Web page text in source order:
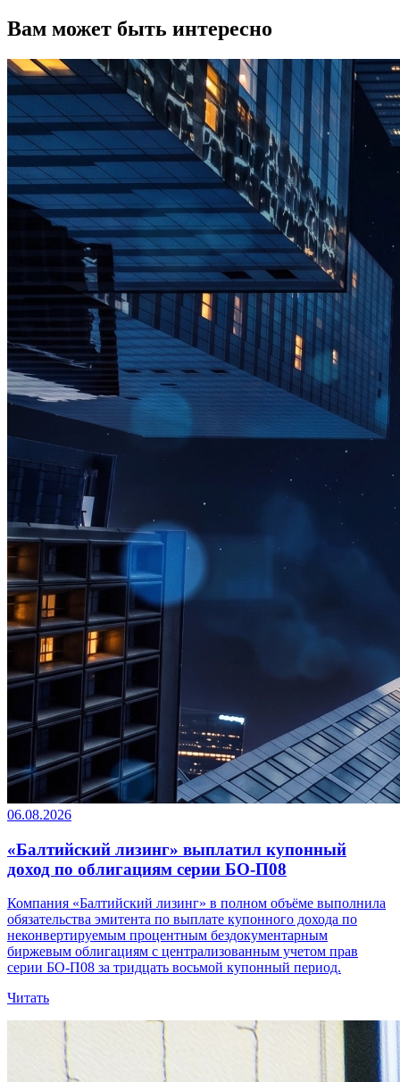
Вам может быть интересно
06.08.2026
«Балтийский лизинг» выплатил купонный
доход по облигациям серии БО-П08
Компания «Балтийский лизинг» в полном объёме выполнила
обязательства эмитента по выплате купонного дохода по
неконвертируемым процентным бездокументарным
биржевым облигациям с централизованным учетом прав
серии БО-П08 за тридцать восьмой купонный период.
Читать